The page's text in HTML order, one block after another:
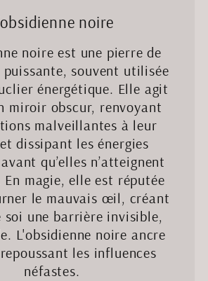
noire
noire est une pierre de
souvent utilisée
énergétique. Elle agit
miroir obscur, renvoyant
malveillantes à leur
dissipant les énergies
qu’elles n’atteignent
magie, elle est réputée
le mauvais œil, créant
soi une barrière invisible,
L'obsidienne noire ancre
les influences
néfastes.